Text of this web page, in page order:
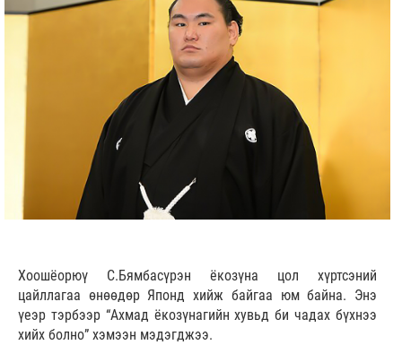
Хоошёорюү С.Бямбасүрэн ёкозүна цол хүртсэний
цайллагаа өнөөдөр Японд хийж байгаа юм байна. Энэ
үеэр тэрбээр “Ахмад ёкозүнагийн хувьд би чадах бүхнээ
хийх болно” хэмээн мэдэгджээ.